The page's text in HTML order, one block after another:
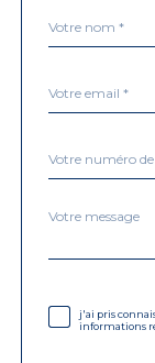
par
*
*
*
Fieldset
Message
*
j'ai pris
informations